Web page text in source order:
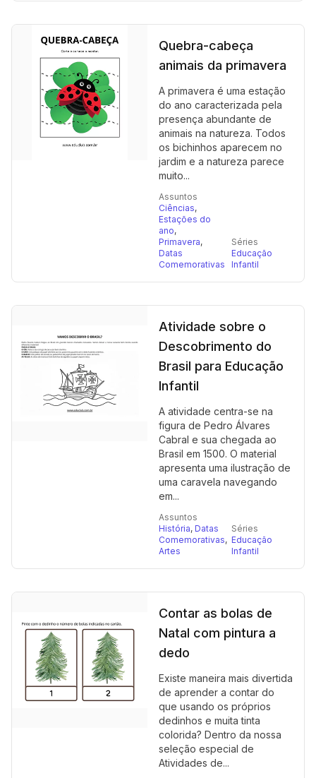
Quebra-cabeça
animais da primavera
A primavera é uma estação
do ano caracterizada pela
presença abundante de
animais na natureza. Todos
os bichinhos aparecem no
jardim e a natureza parece
muito...
Assuntos
Ciências,
Estações do
ano,
Primavera,
Datas
Comemorativas
Séries
Educação
Infantil
Atividade sobre o
Descobrimento do
Brasil para Educação
Infantil
A atividade centra-se na
figura de Pedro Álvares
Cabral e sua chegada ao
Brasil em 1500. O material
apresenta uma ilustração de
uma caravela navegando
em...
Assuntos
História, Datas
Comemorativas,
Artes
Séries
Educação
Infantil
Contar as bolas de
Natal com pintura a
dedo
Existe maneira mais divertida
de aprender a contar do
que usando os próprios
dedinhos e muita tinta
colorida? Dentro da nossa
seleção especial de
Atividades de...